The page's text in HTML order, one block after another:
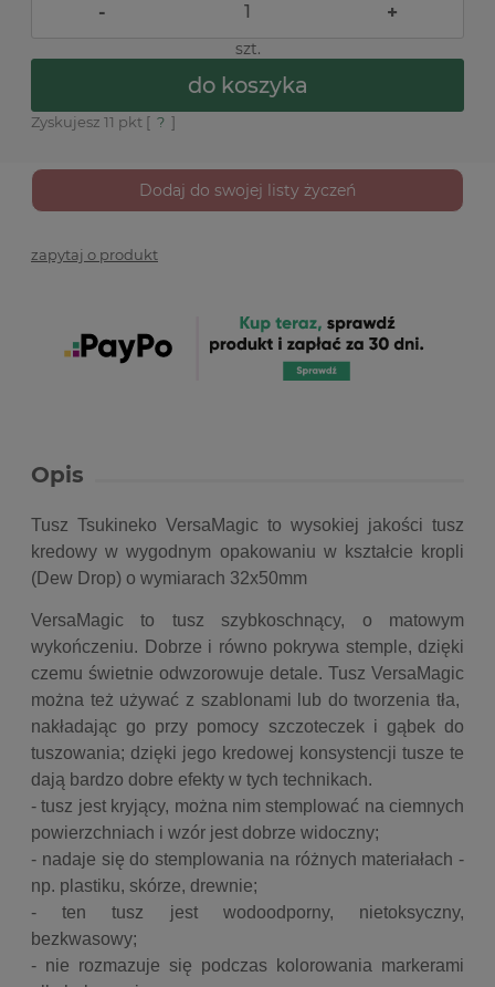
- +
szt.
do koszyka
Zyskujesz 11 pkt [ ? ]
Dodaj do swojej listy życzeń
zapytaj o produkt
Opis
Tusz Tsukineko VersaMagic to wysokiej jakości tusz
kredowy w wygodnym opakowaniu w kształcie kropli
(Dew Drop) o wymiarach 32x50mm
VersaMagic to tusz szybkoschnący, o matowym
wykończeniu. Dobrze i równo pokrywa stemple, dzięki
czemu świetnie odwzorowuje detale. Tusz VersaMagic
można też używać z szablonami lub do tworzenia tła,
nakładając go przy pomocy szczoteczek i gąbek do
tuszowania; dzięki jego kredowej konsystencji tusze te
dają bardzo dobre efekty w tych technikach.
- tusz jest kryjący, można nim stemplować na ciemnych
powierzchniach i wzór jest dobrze widoczny;
- nadaje się do stemplowania na różnych materiałach -
np. plastiku, skórze, drewnie;
- ten tusz jest wodoodporny, nietoksyczny,
bezkwasowy;
- nie rozmazuje się podczas kolorowania markerami